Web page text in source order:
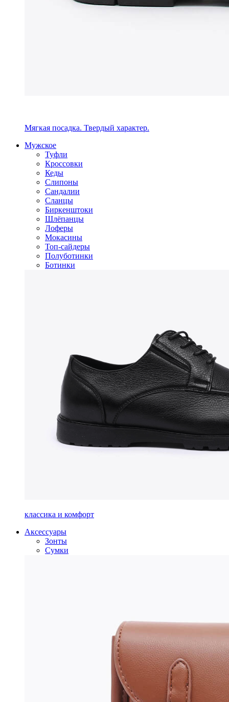
Мягкая посадка. Твердый характер.
Мужское
Туфли
Кроссовки
Кеды
Слипоны
Сандалии
Сланцы
Биркенштоки
Шлёпанцы
Лоферы
Мокасины
Топ-сайдеры
Полуботинки
Ботинки
классика и комфорт
Аксессуары
Зонты
Сумки